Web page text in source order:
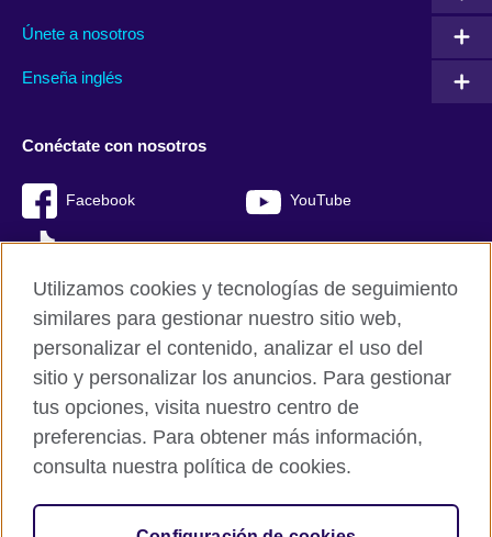
Únete a nosotros
Enseña inglés
Conéctate con nosotros
Facebook YouTube
TikTok
British Council Global
Mapa del sitio
Cookies
© 2026 British Council
Utilizamos cookies y tecnologías de seguimiento
similares para gestionar nuestro sitio web,
personalizar el contenido, analizar el uso del
sitio y personalizar los anuncios. Para gestionar
tus opciones, visita nuestro centro de
preferencias. Para obtener más información,
consulta nuestra política de cookies.